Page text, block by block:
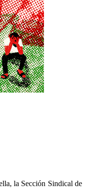
la Sección Sindical de